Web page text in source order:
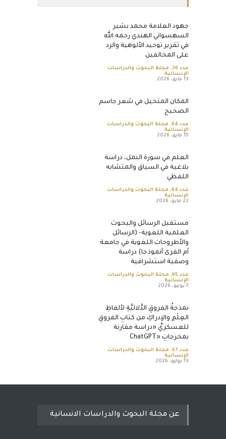
جهود العلامة محمد بشير
السهسواني الهندي رحمه الله
في تقرير توحيد الألوهية والرد
على المخالفين
عدد 36 , مجلة البحوث والدراسات
الإنسانية
13 مايو، 2026
المكان المتخيل في شعر جاسم
الصحيح
عدد 64 , مجلة البحوث والدراسات
الإنسانية
15 مايو، 2026
العلم في سورة النمل، دراسة
بلاغية في السياق والمتشابه
اللفظي
عدد 64 , مجلة البحوث والدراسات
الإنسانية
22 مايو، 2026
مستقبل الرسائل والبحوث
العلمية اللغوية- (الرسائل
والأطروحات اللغوية في جامعة
أم القرى أنموذجا) دراسة
وصفية استشرافية
عدد 65 , مجلة البحوث والدراسات
الإنسانية
7 يونيو، 2026
نمذجةُ الفروقِ الدَّلاليَّةِ لألفاظِ
العِلْمِ والإدراكِ من كتابِ الفروقِ
للعسكريِّ «دراسة مقارنة
بمخرجاتِ «ChatGPT
عدد 67 , مجلة البحوث والدراسات
الإنسانية
13 يوليو، 2026
عن مجلة البحوث والدراسات الانسانية